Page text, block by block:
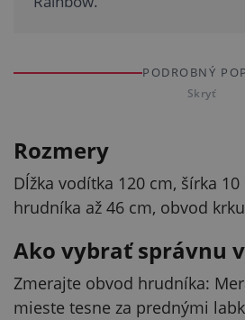
PODROBNÝ
Skryť
Rozmery
Dĺžka vodítka 120 cm, šírka
hrudníka až 46 cm, obvod
Ako vybrať správnu
Zmerajte obvod hrudníka:
mieste tesne za prednými